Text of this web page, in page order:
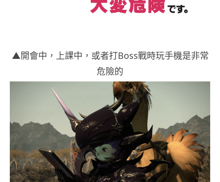
▲開會中，上課中，或者打Boss戰時玩手機是非常
危險的